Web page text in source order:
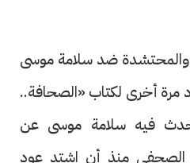
والمحتشدة ضد سلامة موسى
مرة أخرى لكتاب «الصحافة..
فيه سلامة موسى عن
الصحفى منذ أن اشتد عود